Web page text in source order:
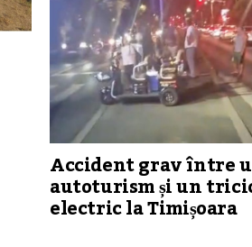
Accident grav între
autoturism și un
electric la Timișoara